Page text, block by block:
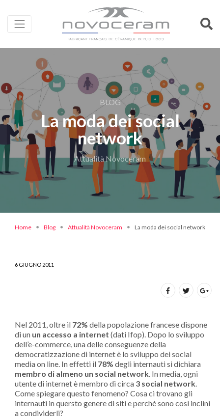
BLOG
La moda dei social
network
Attualità Novoceram
Home Blog Attualità Novoceram La moda dei social network
6 GIUGNO 2011
Nel 2011, oltre il 72% della popolazione francese dispone
di un un accesso a internet (dati Ifop). Dopo lo sviluppo
dell’e-commerce, una delle conseguenze della
democratizzazione di internet è lo sviluppo dei social
media on line. In effetti il 78% degli internauti si dichiara
membro di almeno un social network. In media, ogni
utente di internet è membro di circa 3 social network.
Come spiegare questo fenomeno? Cosa ci trovano gli
internauti in quersto genere di siti e perché sono così inclini
a condividerli?